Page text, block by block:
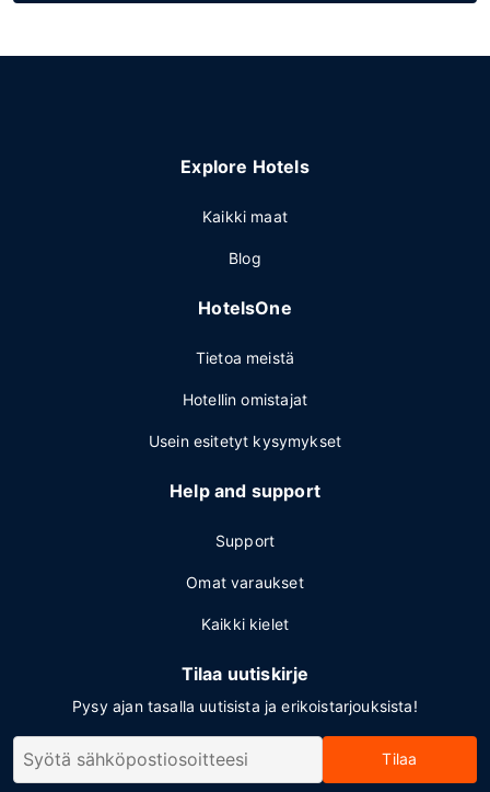
Explore Hotels
Kaikki maat
Blog
HotelsOne
Tietoa meistä
Hotellin omistajat
Usein esitetyt kysymykset
Help and support
Support
Omat varaukset
Kaikki kielet
Tilaa uutiskirje
Pysy ajan tasalla uutisista ja erikoistarjouksista!
Tilaa